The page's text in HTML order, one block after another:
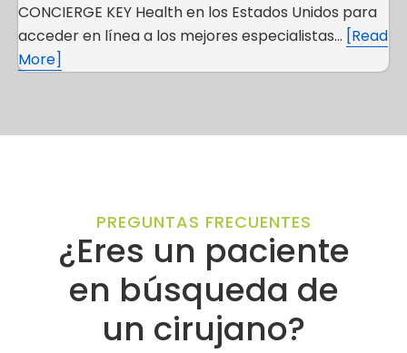
CONCIERGE KEY Health en los Estados Unidos para
acceder en línea a los mejores especialistas… [Read
More]
PREGUNTAS FRECUENTES
¿Eres un paciente
en búsqueda de
un cirujano?